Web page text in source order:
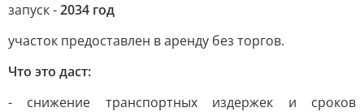
запуск -2034 год
участок предоставлен в аренду без торгов.
Что это даст:
- снижение транспортных издержек и сроков